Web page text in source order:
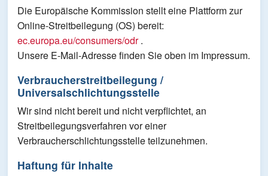
Die Europäische Kommission stellt eine Plattform zur
Online-Streitbeilegung (OS) bereit:
ec.europa.eu/consumers/odr.
Unsere E-Mail-Adresse finden Sie oben im Impressum.
Verbraucherstreitbeilegung /
Universalschlichtungsstelle
Wir sind nicht bereit und nicht verpflichtet, an
Streitbeilegungsverfahren vor einer
Verbraucherschlichtungsstelle teilzunehmen.
Haftung für Inhalte